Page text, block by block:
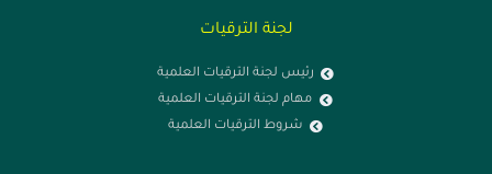
رئيس لجنة الترقيات العلمية
مهام لجنة الترقيات العلمية
شروط الترقيات العلمية